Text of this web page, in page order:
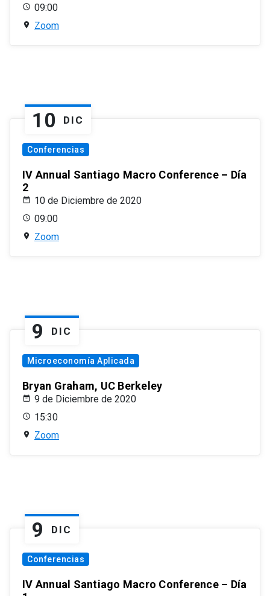
09:00
Zoom
10 DIC
Conferencias
IV Annual Santiago Macro Conference – Día
2
10 de Diciembre de 2020
09:00
Zoom
9 DIC
Microeconomía Aplicada
Bryan Graham, UC Berkeley
9 de Diciembre de 2020
15:30
Zoom
9 DIC
Conferencias
IV Annual Santiago Macro Conference – Día